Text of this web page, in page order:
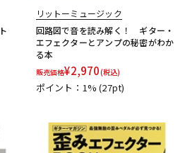
Moody
MORRIS
MXR
Nail Company
Neotech
NIKKO(日工精機)
Nordstrand
MINI GUITARS
Oihata
Oyaide P.R.S.
paige
Peterson
PICK BOY
リットーミュージック
回路図で音を読み解く！ ギター・
エフェクターとアンプの秘密がわか
る本
販売価格¥2,970(税込)
ポイント：1%(27pt)